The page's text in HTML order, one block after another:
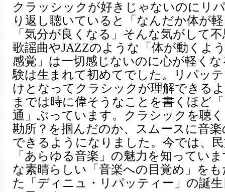
クラッシックが好きじゃないのにリ
り返し聴いていると「なんだか体が
「気分が良くなる」そんな気がして
歌謡曲やJAZZのような「体が動くよ
感覚」は一切感じないのに心が軽く
験は生まれて初めてでした。リパッ
けとなってクラシックが理解できる
までは時に偉そうなことを書くほど
通」ぶっています。クラシックを聴
勘所？を掴んだのか、スムースに音
できるようになりました。今では、
「あらゆる音楽」の魅力を知ってい
な素晴らしい「音楽への目覚め」を
た「ディニュ・リパッティー」の誕